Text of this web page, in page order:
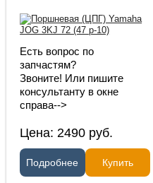
Есть вопрос по
запчастям?
Звоните! Или пишите
консультанту в окне
справа-->
Цена: 2490 руб.
Подробнее Купить